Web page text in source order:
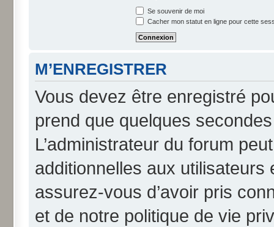
Se souvenir de moi
Cacher mon statut en ligne pour cette
M’ENREGISTRER
Vous devez être enregistré
prend que quelques
L’administrateur du forum
additionnelles aux
assurez-vous d’avoir pris
et de notre politique de vie